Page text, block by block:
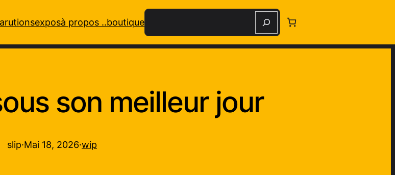
exposà propos ..boutique
Recherche
son meilleur jour
slip·Mai 18, 2026·wip